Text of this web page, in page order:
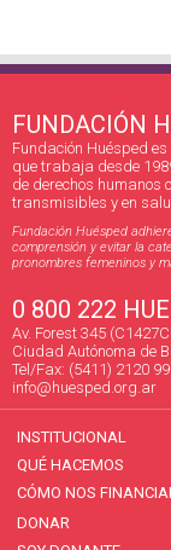
FUNDACIÓN
Fundación Huésped
que trabaja desde
de derechos humanos
transmisibles y en
Fundación Huésped
comprensión y evitar la
pronombres femeninos y
0 800 222
Av. Forest 345
Ciudad Autónoma de
Tel/Fax: (5411) 2120
info@huesped.org.ar
INSTITUCIONAL
QUÉ HACEMOS
CÓMO NOS
DONAR